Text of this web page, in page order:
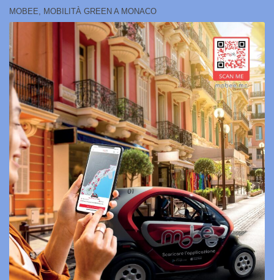
MOBEE, MOBILITÀ GREEN A MONACO